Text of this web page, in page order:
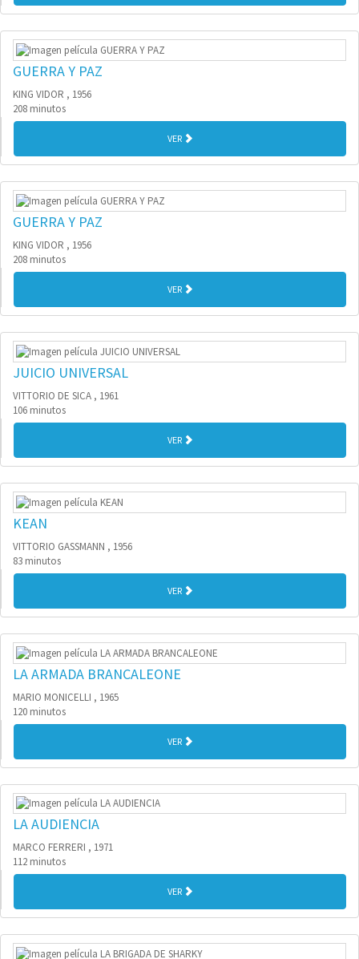
GUERRA Y PAZ
KING VIDOR , 1956
208 minutos
VER
GUERRA Y PAZ
KING VIDOR , 1956
208 minutos
VER
JUICIO UNIVERSAL
VITTORIO DE SICA , 1961
106 minutos
VER
KEAN
VITTORIO GASSMANN , 1956
83 minutos
VER
LA ARMADA BRANCALEONE
MARIO MONICELLI , 1965
120 minutos
VER
LA AUDIENCIA
MARCO FERRERI , 1971
112 minutos
VER